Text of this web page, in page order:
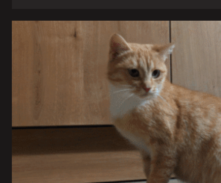
aparatu
fotograficznego